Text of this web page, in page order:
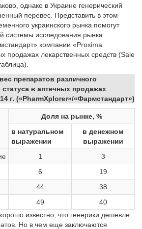
однако в Украине генерический
перевес. Представить в этом
украинского рынка помогут
системы исследования рынка
компании «Proxima
продажах лекарственных средств (Sale
препаратов различного
в аптечных продажах
г. («PharmXplorer»/«Фармстандарт»)
Доля на рынке, %
в натуральном
выражении
в денежном
выражении
1
3
6
19
44
38
49
40
известно, что генерики дешевле
Но в чем еще заключаются